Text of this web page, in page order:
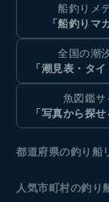
船釣りメ
「船釣りマ
全国の潮
「潮見表・タイ
魚図鑑サ
「写真から探せ
都道府県の釣り船
人気市町村の釣り